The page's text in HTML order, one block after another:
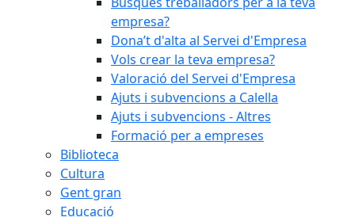
empresa?
Dona’t d'alta al Servei d'Empresa
Vols crear la teva empresa?
Valoració del Servei d'Empresa
Ajuts i subvencions a Calella
Ajuts i subvencions - Altres
Formació per a empreses
Biblioteca
Cultura
Gent gran
Educació